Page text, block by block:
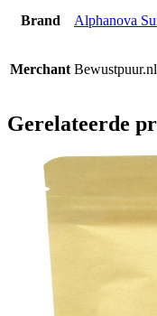
Brand Alphanova
Merchant Bewustpuur.nl
Gerelateerde